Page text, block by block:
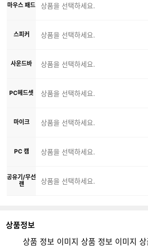
마우스 패드 상품을 선택하세요.
스피커 상품을 선택하세요.
사운드바 상품을 선택하세요.
PC헤드셋 상품을 선택하세요.
마이크 상품을 선택하세요.
PC 캠 상품을 선택하세요.
공유기/무선
랜
상품을 선택하세요.
상품정보